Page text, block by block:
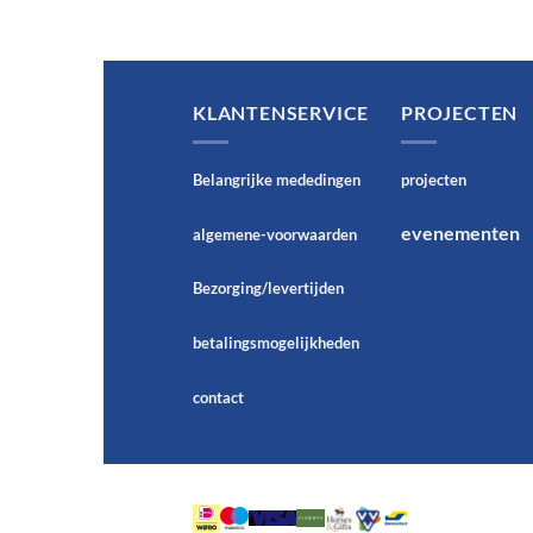
KLANTENSERVICE
Belangrijke mededingen
algemene-voorwaarden
Bezorging/levertijden
betalingsmogelijkheden
contact
PROJECTEN
projecten
evenementen